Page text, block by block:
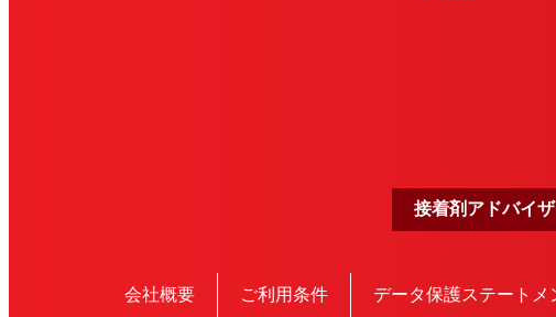
接着剤アドバイ
会社概要 ご利用条件 データ保護ステートメ